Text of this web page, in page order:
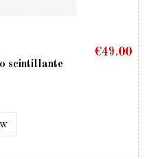
scintillante
€49.00